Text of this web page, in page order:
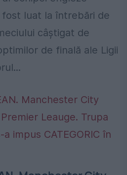
luat la întrebări de
câştigat de
de finală ale Ligii